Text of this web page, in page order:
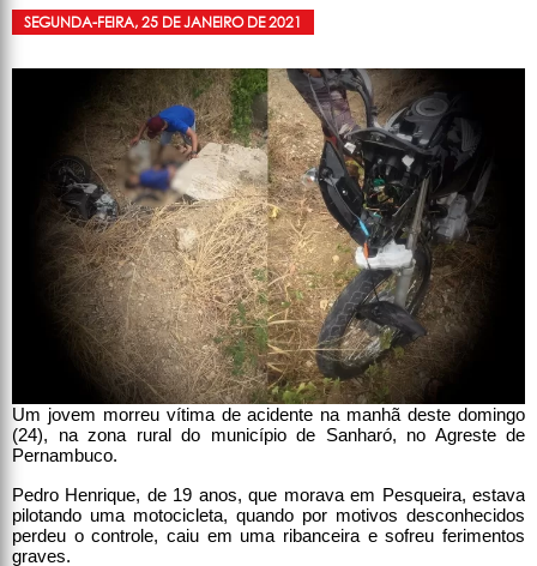
SEGUNDA-FEIRA, 25 DE JANEIRO DE 2021
Um jovem morreu vítima de acidente na manhã deste domingo
(24), na zona rural do município de Sanharó, no Agreste de
Pernambuco.
Pedro Henrique, de 19 anos, que morava em Pesqueira, estava
pilotando uma motocicleta, quando por motivos desconhecidos
perdeu o controle, caiu em uma ribanceira e sofreu ferimentos
graves.